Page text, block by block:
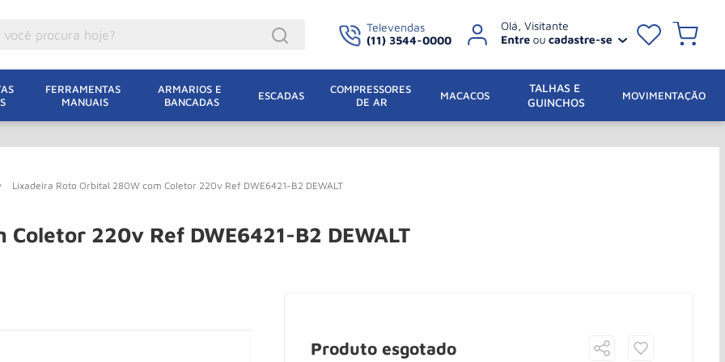
Televendas
(11) 3544-0000
FERRAMENTAS
MANUAIS
ARMARIOS E
BANCADAS
ESCADAS
COMPRESSORES
DE AR
MACACOS
TALHAS E
GUINCHOS
MOVIMENTAÇÃO
Lixadeira Roto Orbital 280W com Coletor 220v Ref DWE6421-B2 DEWALT
220v Ref DWE6421-B2 DEWALT
Produto esgotado
Eletrica